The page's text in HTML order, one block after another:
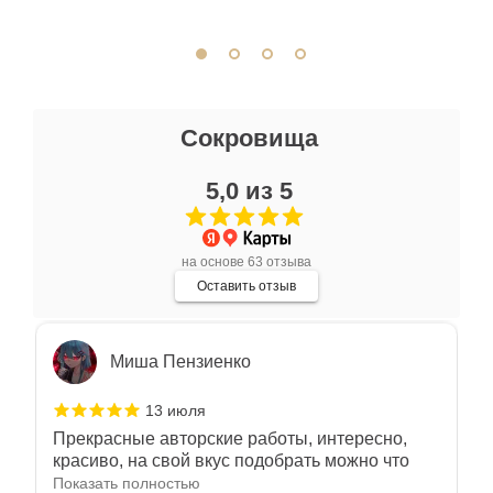
Сокровища
5,0 из 5
на основе 63 отзыва
Оставить отзыв
Очень большой выбор украшений! Каждое -
индивидуально и завораживает своей
красотой! Трудно не купить всё! Спасибо!
Отзыв Яндекс.Карты
Миша Пензиенко
13 июля
Прекрасные авторские работы, интересно,
красиво, на свой вкус подобрать можно что
угодно
Показать полностью